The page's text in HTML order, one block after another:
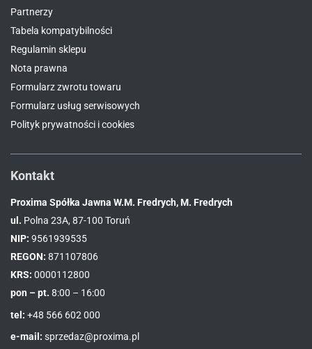
Partnerzy
Tabela kompatybilności
Regulamin sklepu
Nota prawna
Formularz zwrotu towaru
Formularz usług serwisowych
Polityk prywatności i cookies
Kontakt
Proxima Spółka Jawna W.M. Fredrych, M. Fredrych
ul. Polna 23A, 87-100 Toruń
NIP: 9561939535
REGON: 871107806
KRS: 0000112800
pon – pt. 8:00 – 16:00
tel: +48 566 602 000
e-mail: sprzedaz@proxima.pl